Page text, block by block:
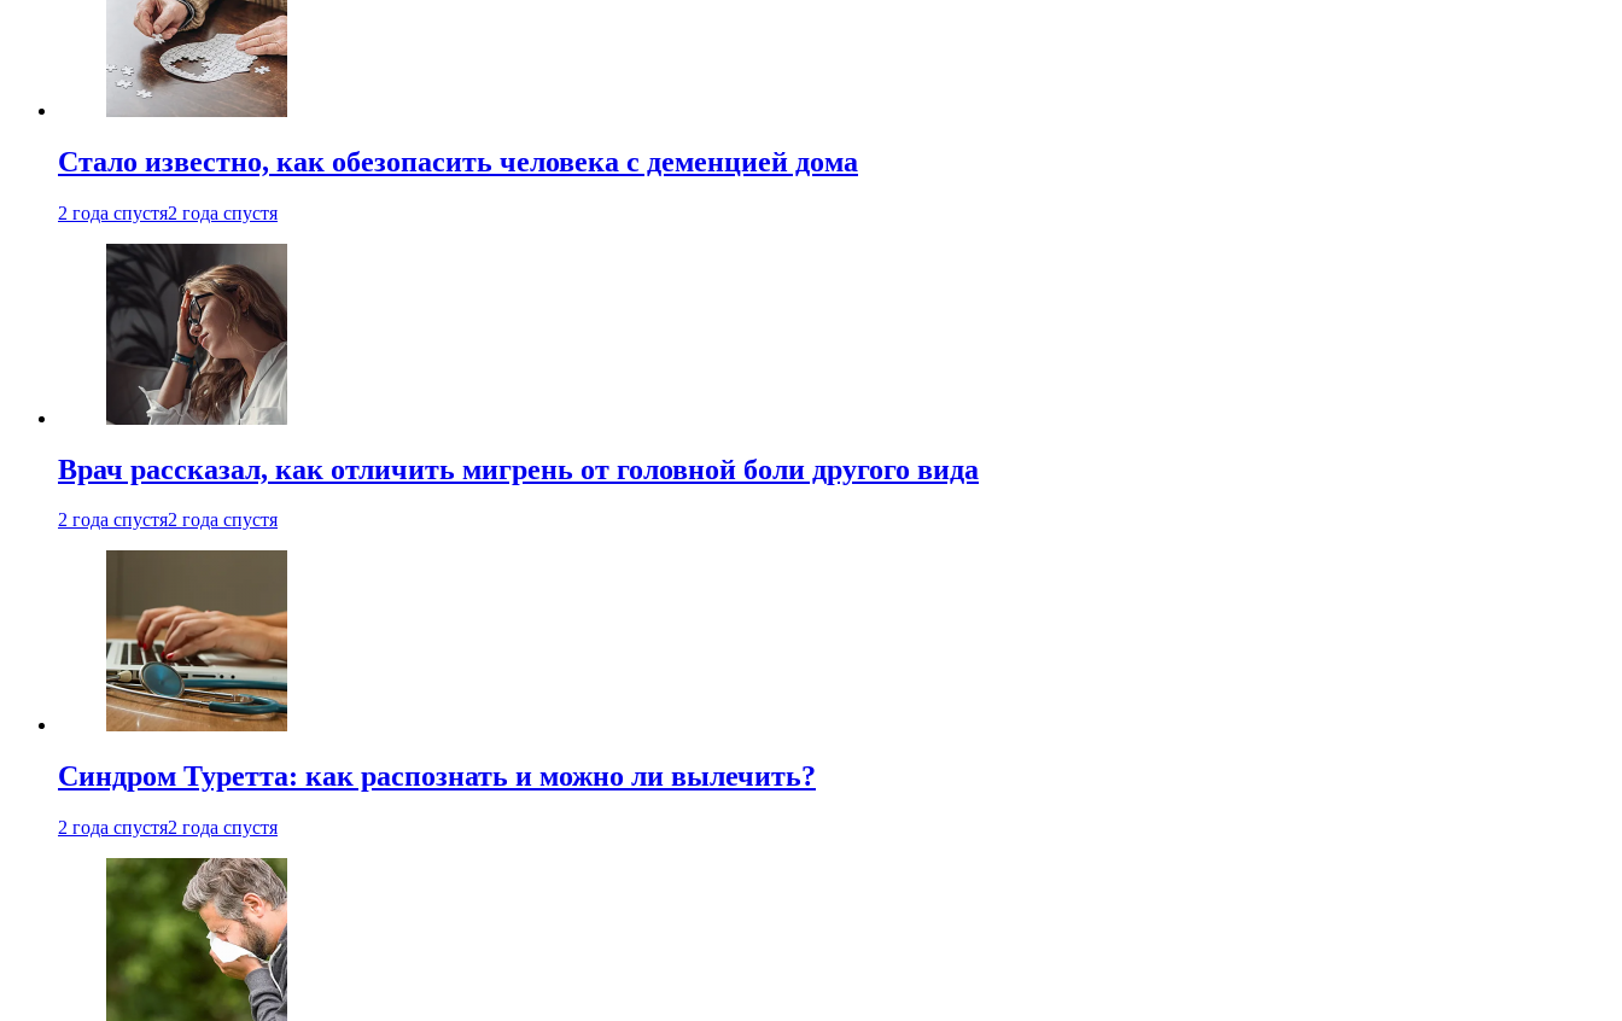
Стало известно, как обезопасить человека с деменцией дома
2 года спустя2 года спустя
Врач рассказал, как отличить мигрень от головной боли другого вида
2 года спустя2 года спустя
Синдром Туретта: как распознать и можно ли вылечить?
2 года спустя2 года спустя